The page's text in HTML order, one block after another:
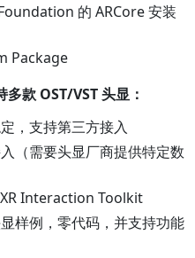
的 ARCore 安装
Package
款 OST/VST 头显：
，支持第三方接入
（需要头显厂商提供特定数
Interaction Toolkit
样例，零代码，并支持功能